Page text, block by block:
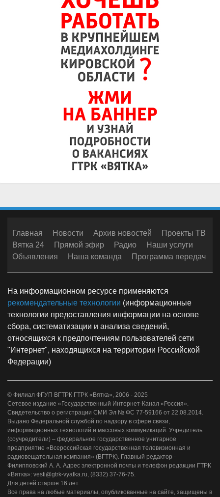
Главная Новости Архив новостей
Проекты ТВ
Вятка 24
Прямой эфир Радио
Наши услуги
Объявления
Наша команда Программа передач
На информационном ресурсе применяются
рекомендательные технологии (информационные
технологии предоставления информации на основе
сбора, систематизации и анализа сведений,
относящихся к предпочтениям пользователей сети
"Интернет", находящихся на территории Российской
Федерации)
© Филиал ФГУП ВГТРК ГТРК «Вятка», 2006 - 2025
Сетевое издание «Государственный Интернет-Канал «Россия».
Свидетельство о регистрации СМИ Эл № ФС 77-59166 от 22.08.2014.
Выдано Федеральной службой по надзору в сфере связи,
информационных технологий и массовых коммуникаций. Учредитель
(соучредители) – федеральное государственное унитарное
предприятие «Всероссийская государственная телевизионная и
радиовещательная компания» (ВГТРК). Главный редактор -
Филипповский А. А. Адрес электронной почты и телефон редакции ГТРК
«Вятка»: vesti@gtrk-vyatka.ru, (8332) 37-76-75.
Для детей старше 16 лет.
Все права на любые материалы, опубликованные на сайте, защищены в